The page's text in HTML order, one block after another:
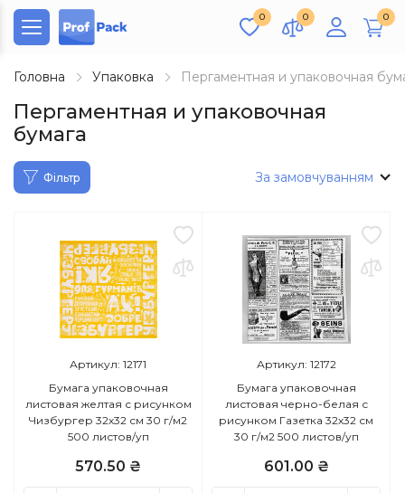
0 0 0
Головна Упаковка Пергаментная и упаковочная
Пергаментная и упаковочная
бумага
Фільтр За замовчуванням
Артикул: 12171
Бумага упаковочная
листовая желтая с рисунком
Чизбургер 32х32 см 30 г/м2
500 листов/уп
570.50 ₴
Артикул: 12172
Бумага упаковочная
листовая черно-белая с
рисунком Газетка 32х32 см
30 г/м2 500 листов/уп
601.00 ₴